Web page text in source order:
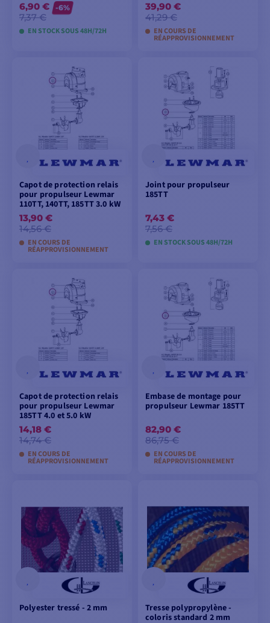
6,90 €
7,37 €
-6%
EN STOCK SOUS 48H/72H
AJOUTER AU
PANIER
39,90 €
41,29 €
EN COURS DE
RÉAPPROVISIONNEMENT
AJOUTER AU
PANIER
Capot de protection relais
pour propulseur Lewmar
110TT, 140TT, 185TT 3.0 kW
13,90 €
14,56 €
EN COURS DE
RÉAPPROVISIONNEMENT
AJOUTER AU
PANIER
Joint pour propulseur
185TT
7,43 €
7,56 €
EN STOCK SOUS 48H/72H
AJOUTER AU
PANIER
Capot de protection relais
pour propulseur Lewmar
185TT 4.0 et 5.0 kW
14,18 €
14,74 €
EN COURS DE
RÉAPPROVISIONNEMENT
PANIER
Embase de montage pour
propulseur Lewmar 185TT
82,90 €
86,75 €
EN COURS DE
RÉAPPROVISIONNEMENT
PANIER
Polyester tressé - 2 mm
Tresse polypropylène -
coloris standard 2 mm